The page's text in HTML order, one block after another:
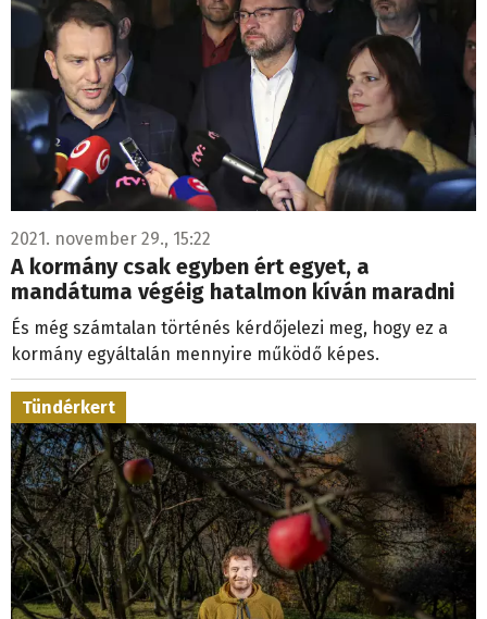
2021. november 29., 15:22
A kormány csak egyben ért egyet, a
mandátuma végéig hatalmon kíván maradni
És még számtalan történés kérdőjelezi meg, hogy ez a
kormány egyáltalán mennyire működő képes.
Tündérkert